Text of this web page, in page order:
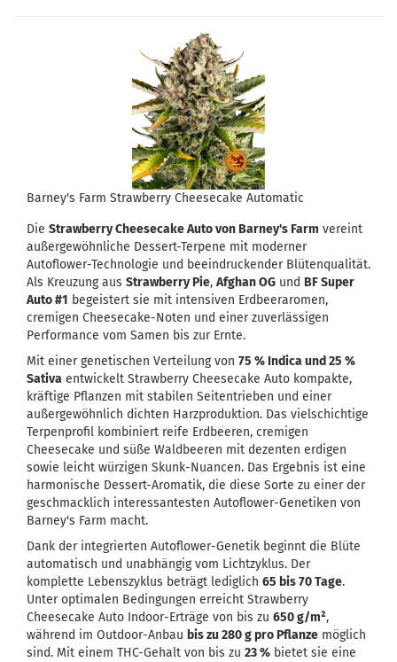
Barney's Farm Strawberry Cheesecake Automatic
Die Strawberry Cheesecake Auto von Barney's Farm vereint
außergewöhnliche Dessert-Terpene mit moderner
Autoflower-Technologie und beeindruckender Blütenqualität.
Als Kreuzung aus Strawberry Pie, Afghan OG und BF Super
Auto #1 begeistert sie mit intensiven Erdbeeraromen,
cremigen Cheesecake-Noten und einer zuverlässigen
Performance vom Samen bis zur Ernte.
Mit einer genetischen Verteilung von 75 % Indica und 25 %
Sativa entwickelt Strawberry Cheesecake Auto kompakte,
kräftige Pflanzen mit stabilen Seitentrieben und einer
außergewöhnlich dichten Harzproduktion. Das vielschichtige
Terpenprofil kombiniert reife Erdbeeren, cremigen
Cheesecake und süße Waldbeeren mit dezenten erdigen
sowie leicht würzigen Skunk-Nuancen. Das Ergebnis ist eine
harmonische Dessert-Aromatik, die diese Sorte zu einer der
geschmacklich interessantesten Autoflower-Genetiken von
Barney's Farm macht.
Dank der integrierten Autoflower-Genetik beginnt die Blüte
automatisch und unabhängig vom Lichtzyklus. Der
komplette Lebenszyklus beträgt lediglich 65 bis 70 Tage.
Unter optimalen Bedingungen erreicht Strawberry
Cheesecake Auto Indoor-Erträge von bis zu 650 g/m²,
während im Outdoor-Anbau bis zu 280 g pro Pflanze möglich
sind. Mit einem THC-Gehalt von bis zu 23 % bietet sie eine